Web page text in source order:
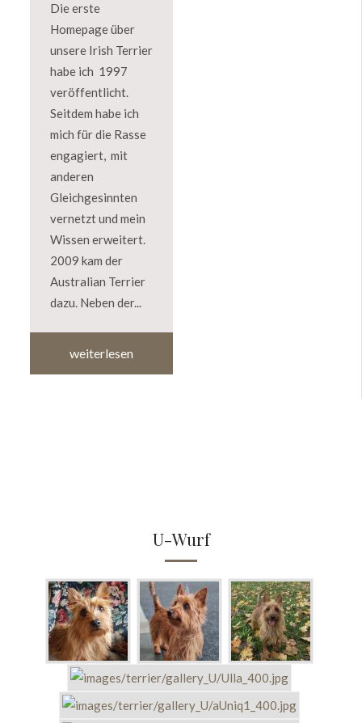
U-Wurf
Die erste
Homepage über
unsere Irish Terrier
habe ich 1997
veröffentlicht.
Seitdem habe ich
mich für die Rasse
engagiert, mit
anderen
Gleichgesinnten
vernetzt und mein
Wissen erweitert.
2009 kam der
Australian Terrier
dazu. Neben der...
weiterlesen